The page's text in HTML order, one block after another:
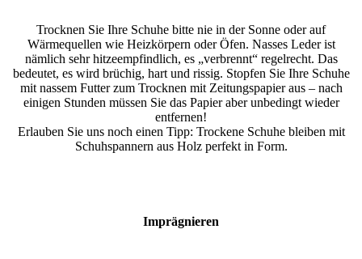
Trocknen Sie Ihre Schuhe bitte nie in der Sonne oder auf
Wärmequellen wie Heizkörpern oder Öfen. Nasses Leder ist
nämlich sehr hitzeempfindlich, es „verbrennt“ regelrecht. Das
bedeutet, es wird brüchig, hart und rissig. Stopfen Sie Ihre Schuhe
mit nassem Futter zum Trocknen mit Zeitungspapier aus – nach
einigen Stunden müssen Sie das Papier aber unbedingt wieder
entfernen!
Erlauben Sie uns noch einen Tipp: Trockene Schuhe bleiben mit
Schuhspannern aus Holz perfekt in Form.
Imprägnieren